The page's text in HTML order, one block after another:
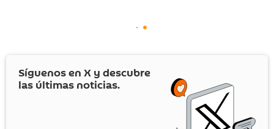
Síguenos en X y descubre
las últimas noticias.